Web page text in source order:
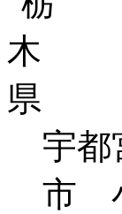
宇
市